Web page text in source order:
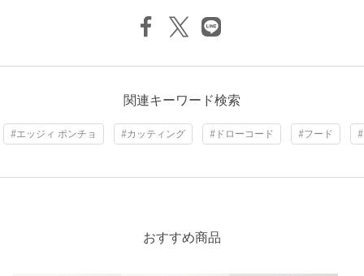
下記の品名/品番をお申し付けください。
商品詳細
注文キャンセル 対象商品
トップス | スウェット / パーカー
関連キーワード検索
#エッジィ ポンチョ #カッティング #ドローコード #フード
おすすめ商品